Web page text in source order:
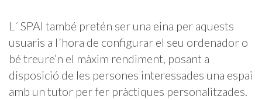
L´ SPAI també pretén ser una eina per aquests
usuaris a l´hora de configurar el seu ordenador o
bé treure’n el màxim rendiment, posant a
disposició de les persones interessades una espai
amb un tutor per fer pràctiques personalitzades.